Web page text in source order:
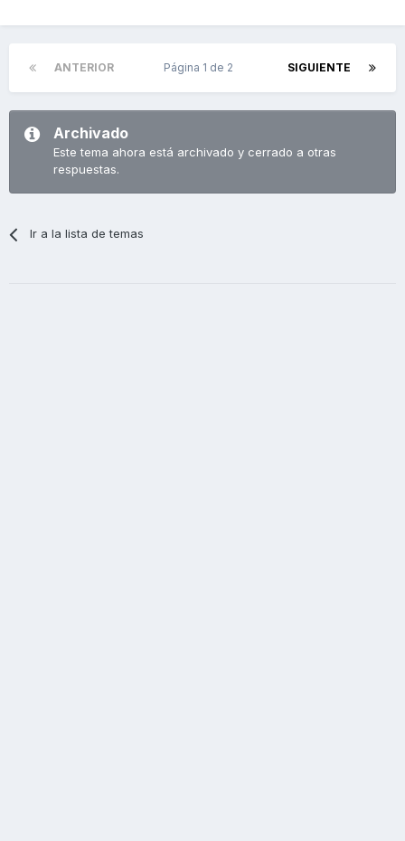
ANTERIOR SIGUIENTE
Página 1 de 2
Archivado
Este tema ahora está archivado y cerrado a otras
respuestas.
Ir a la lista de temas